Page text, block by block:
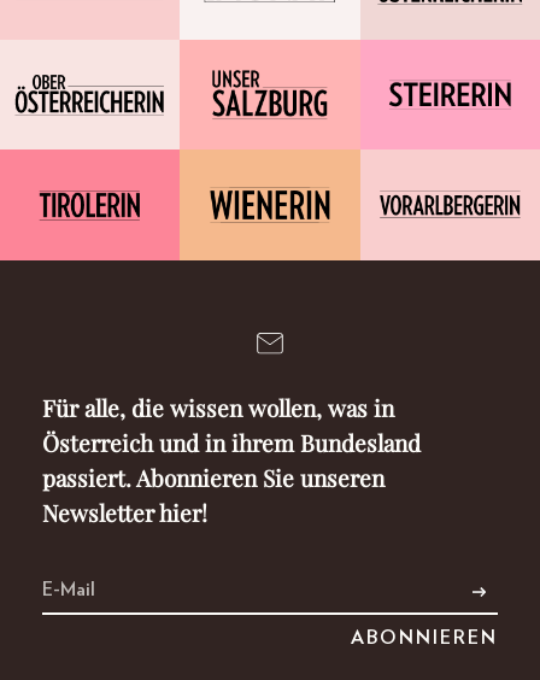
Für alle, die wissen wollen, was in
Österreich und in ihrem Bundesland
passiert. Abonnieren Sie unseren
Newsletter hier!